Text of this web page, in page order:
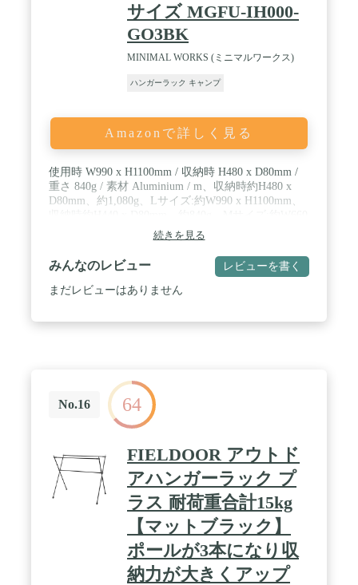
サイズ MGFU-IH000-
GO3BK
MINIMAL WORKS (ミニマルワークス)
ハンガーラック キャンプ
Amazonで詳しく見る
使用時 W990 x H1100mm / 収納時 H480 x D80mm /
重さ 840g / 素材 Aluminium / m、収納時約H480 x
D80mm、約1,080g、Lサイズ:約W990 x H1100mm、
x H750mm、収納時約H420 x D60mm、約550g、Sサ
イズ:約W520 x H440mm、収納時約H300 x D40mm、
約230g。キャンプ＆旅行用品専門会社であるJDAで
ロンチしたミニマルキャンプ、バックパッキング用
品専門ブランドである「ミニマルワークス」は、
うにする為です。 ミニマルワークスは、長い時間、
ユーザーたちと一緒に感じてきた様々な製品の価値
を再解釈し、使いやすい製品、安定性のある製品を
考えるブランドになるために努力しています。
続きを見る
みんなのレビュー レビューを書く
まだレビューはありません
No.16 64
FIELDOOR アウトド
アハンガーラック プ
ラス 耐荷重合計15kg
【マットブラック】
ポールが3本になり収
納力が大きくアップ